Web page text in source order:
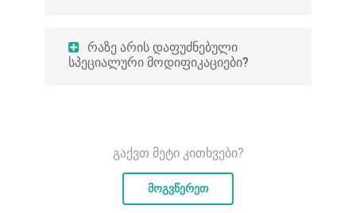
რაზე არის დაფუძნებული
სპეციალური მოდიფიკაციები?
გაქვთ მეტი კითხვები?
მოგვწერეთ